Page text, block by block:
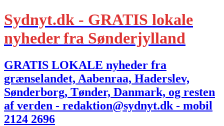
Sydnyt.dk - GRATIS lokale
nyheder fra Sønderjylland
GRATIS LOKALE nyheder fra
grænselandet, Aabenraa, Haderslev,
Sønderborg, Tønder, Danmark, og resten
af verden - redaktion@sydnyt.dk - mobil
2124 2696